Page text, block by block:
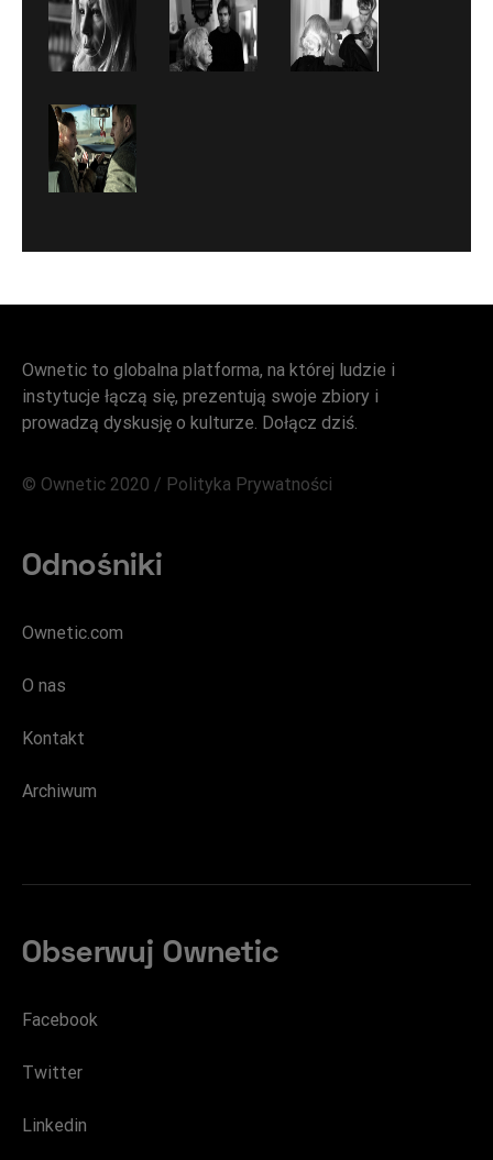
Ownetic to globalna platforma, na której ludzie i
instytucje łączą się, prezentują swoje zbiory i
prowadzą dyskusję o kulturze. Dołącz dziś.
© Ownetic 2020 / Polityka Prywatności
Odnośniki
Ownetic.com
O nas
Kontakt
Archiwum
Obserwuj Ownetic
Facebook
Twitter
Linkedin